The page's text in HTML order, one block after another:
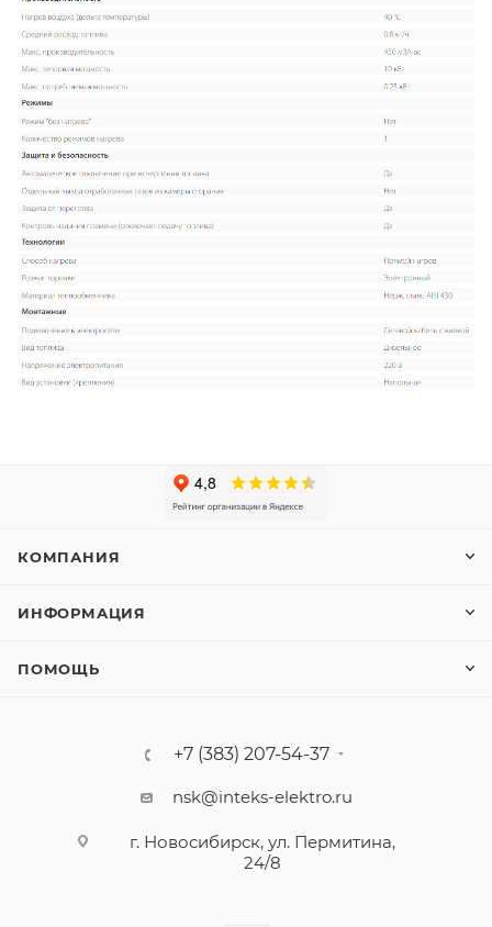
КОМПАНИЯ
ИНФОРМАЦИЯ
ПОМОЩЬ
+7 (383) 207-54-37
nsk@inteks-elektro.ru
г. Новосибирск, ул. Пермитина,
24/8